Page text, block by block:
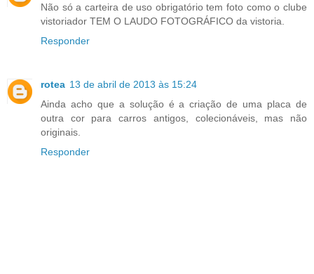
Não só a carteira de uso obrigatório tem foto como o clube
vistoriador TEM O LAUDO FOTOGRÁFICO da vistoria.
Responder
rotea 13 de abril de 2013 às 15:24
Ainda acho que a solução é a criação de uma placa de
outra cor para carros antigos, colecionáveis, mas não
originais.
Responder